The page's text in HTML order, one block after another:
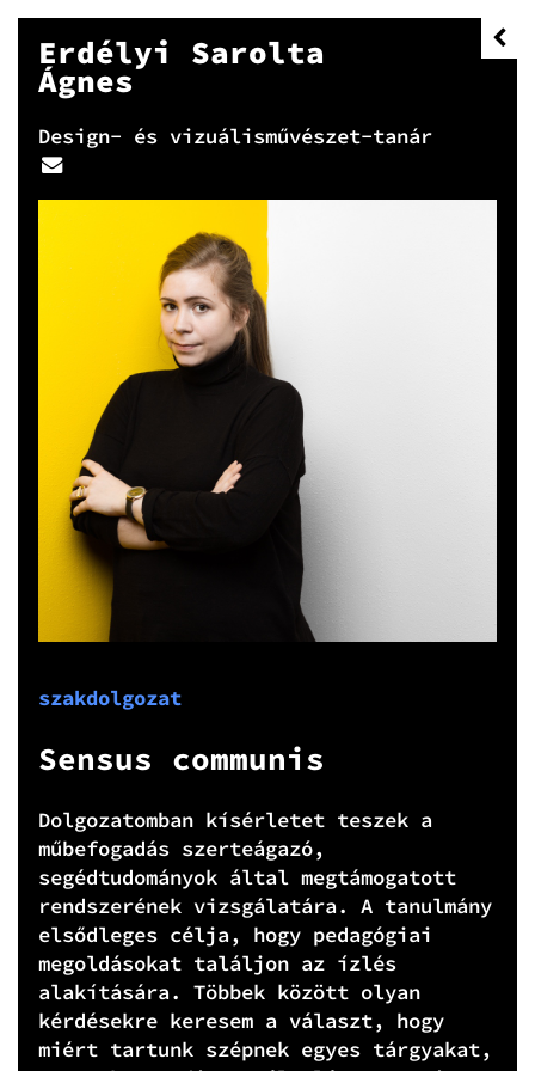
Erdélyi Sarolta
Ágnes
Design- és vizuálisművészet-tanár
szakdolgozat
Sensus communis
Dolgozatomban kísérletet teszek a
műbefogadás szerteágazó,
segédtudományok által megtámogatott
rendszerének vizsgálatára. A tanulmány
elsődleges célja, hogy pedagógiai
megoldásokat találjon az ízlés
alakítására. Többek között olyan
kérdésekre keresem a választ, hogy
miért tartunk szépnek egyes tárgyakat,